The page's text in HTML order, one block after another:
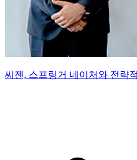
씨젠, 스프링거 네이처와 전략